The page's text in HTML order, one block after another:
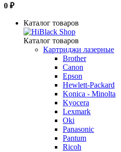
0 ₽
Каталог товаров
Каталог товаров
Картриджи лазерные
Brother
Canon
Epson
Hewlett-Packard
Konica - Minolta
Kyocera
Lexmark
Oki
Panasonic
Pantum
Ricoh